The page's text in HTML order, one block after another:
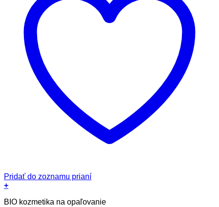
Pridať do zoznamu prianí
+
BIO kozmetika na opaľovanie